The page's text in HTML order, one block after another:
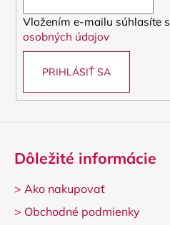
Vložením e-mailu súhlasíte s
osobných údajov
PRIHLÁSIŤ SA
Dôležité informácie
> Ako nakupovať
> Obchodné podmienky